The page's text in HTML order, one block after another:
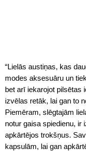
“Lielās austiņas, kas
modes aksesuāru un
bet arī iekarojot pilsētas
izvēlas retāk, lai gan to
Piemēram, slēgtajām
notur gaisa spiedienu, ir
apkārtējos trokšņus.
kapsulām, lai gan